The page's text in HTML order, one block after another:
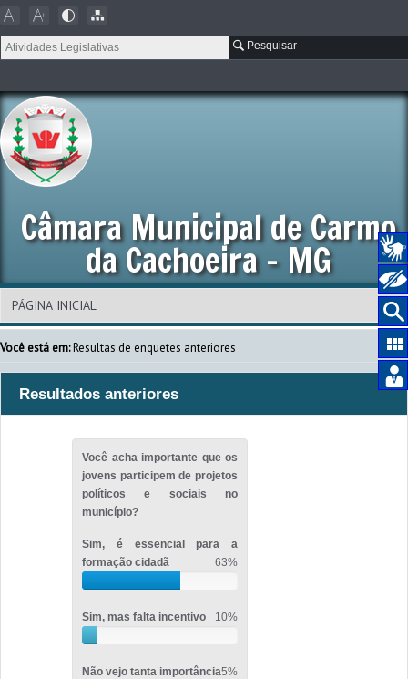
Pesquisar
Câmara Municipal de Carmo
da Cachoeira - MG
Você está em:Resultas de enquetes anteriores
Resultados anteriores
Você acha importante que os
jovens participem de projetos
políticos e sociais no
município?
Sim, é essencial para a
formação cidadã
63%
Sim, mas falta incentivo 10%
Não vejo tanta importância5%